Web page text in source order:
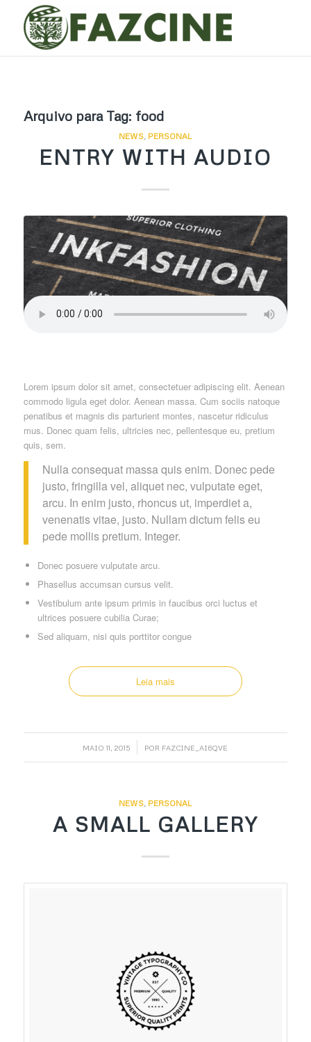
Arquivo para Tag: food
NEWS, PERSONAL
ENTRY WITH AUDIO
Lorem ipsum dolor sit amet, consectetuer adipiscing elit. Aenean
commodo ligula eget dolor. Aenean massa. Cum sociis natoque
penatibus et magnis dis parturient montes, nascetur ridiculus
mus. Donec quam felis, ultricies nec, pellentesque eu, pretium
quis, sem.
Nulla consequat massa quis enim. Donec pede
justo, fringilla vel, aliquet nec, vulputate eget,
arcu. In enim justo, rhoncus ut, imperdiet a,
venenatis vitae, justo. Nullam dictum felis eu
pede mollis pretium. Integer.
Donec posuere vulputate arcu.
Phasellus accumsan cursus velit.
Vestibulum ante ipsum primis in faucibus orci luctus et
ultrices posuere cubilia Curae;
Sed aliquam, nisi quis porttitor congue
Leia mais
MAIO 11, 2015
/ POR FAZCINE_AI6QVE
NEWS, PERSONAL
A SMALL GALLERY